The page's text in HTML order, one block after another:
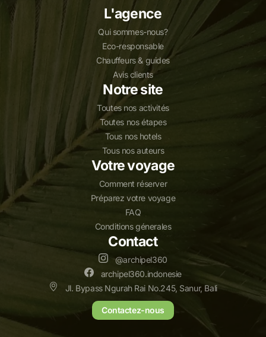
L'agence
Qui sommes-nous?
Eco-responsable
Chauffeurs & guides
Avis clients
Notre site
Toutes nos activités
Toutes nos étapes
Tous nos hotels
Tous nos auteurs
Votre voyage
Comment réserver
Préparez votre voyage
FAQ
Conditions génerales
Contact
@archipel360
archipel360.indonesie
Jl. Bypass Ngurah Rai No.245, Sanur, Bali
Contactez-nous